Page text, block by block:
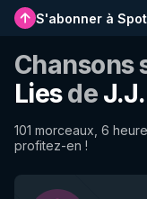
S'abonner à
Chansons
Liesde
101 morceaux, 6
profitez-en !